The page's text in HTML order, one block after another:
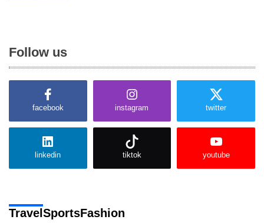
Follow us
facebook instagram twitter
linkedin tiktok youtube
Travel SportsFashion